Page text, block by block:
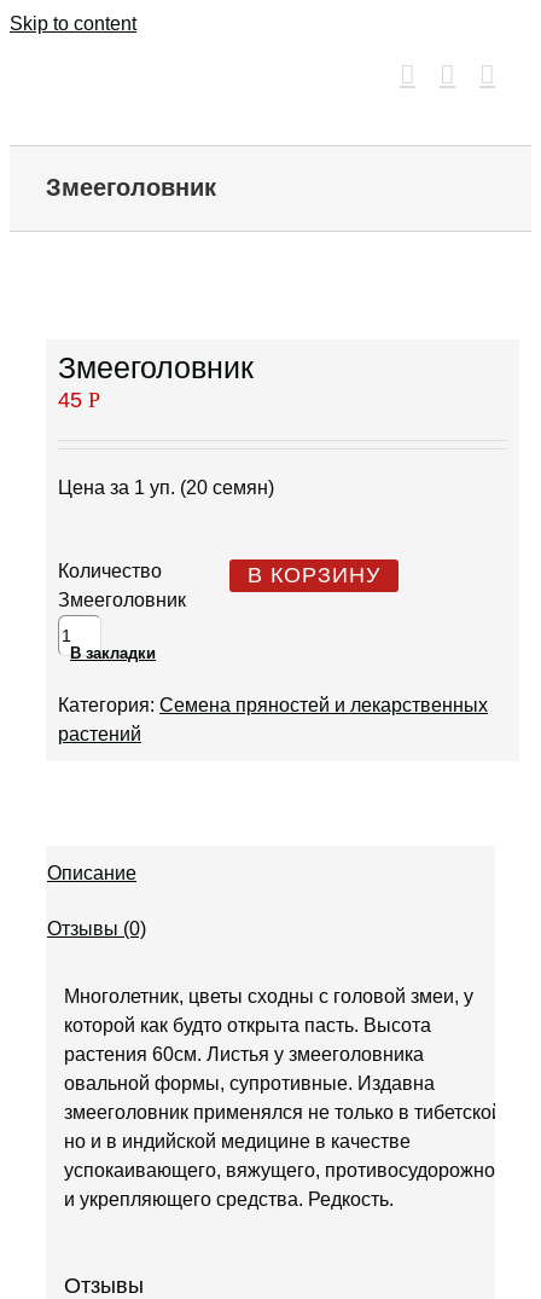
Skip to content
Змееголовник
Змееголовник
45 Р
Цена за 1 уп. (20 семян)
Количество
Змееголовник
В КОРЗИНУ
В закладки
Категория: Семена пряностей и лекарственных
растений
Описание
Отзывы (0)
Многолетник, цветы сходны с головой змеи, у
которой как будто открыта пасть. Высота
растения 60см. Листья у змееголовника
овальной формы, супротивные. Издавна
змееголовник применялся не только в тибетской,
но и в индийской медицине в качестве
успокаивающего, вяжущего, противосудорожного
и укрепляющего средства. Редкость.
Отзывы